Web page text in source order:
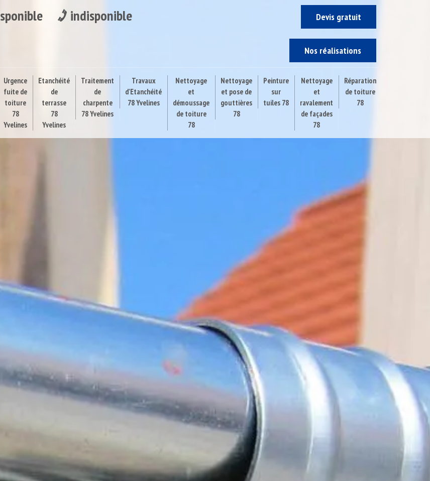
indisponible Devis gratuit
Nos réalisations
Urgence
fuite de
toiture
78
Yvelines
Etanchéité
de
terrasse
78
Yvelines
Traitement
de
charpente
78 Yvelines
Travaux
d'Etanchéité
78 Yvelines
Nettoyage
et
démoussage
de toiture
78
Nettoyage
et pose de
gouttières
78
Peinture
sur
tuiles 78
Nettoyage
et
ravalement
de façades
78
Réparation
de toiture
78